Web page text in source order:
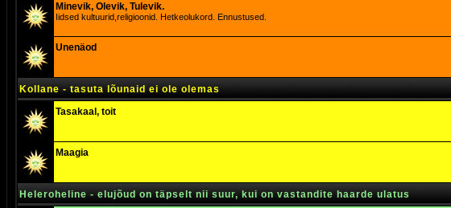
Minevik, Olevik, Tulevik.
Iidsed kultuurid,religioonid. Hetkeolukord. Ennustused.
Unenäod
Kollane - tasuta lõunaid ei ole olemas
Tasakaal, toit
Maagia
Heleroheline - elujõud on täpselt nii suur, kui on vastandite haarde ulatus